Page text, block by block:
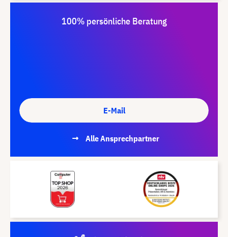
100% persönliche Beratung
E-Mail
Alle Ansprechpartner